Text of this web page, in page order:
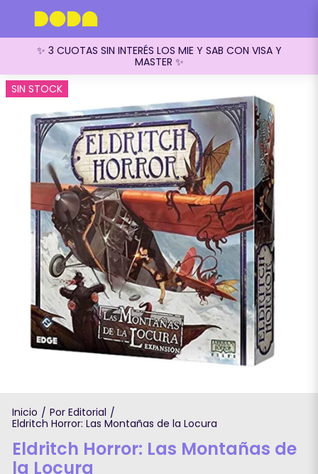
✨ 3 CUOTAS SIN INTERÉS LOS MIE Y SAB CON VISA Y
MASTER ✨
SIN STOCK
Inicio / Por Editorial /
Eldritch Horror: Las Montañas de la Locura
Eldritch Horror: Las Montañas de
la Locura